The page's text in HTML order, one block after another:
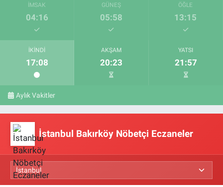
İMSAK
04:16
GÜNEŞ
05:58
ÖĞLE
13:15
İKINDI
17:08
AKŞAM
20:23
YATSI
21:57
Aylık Vakitler
İstanbul Bakırköy Nöbetçi Eczaneler